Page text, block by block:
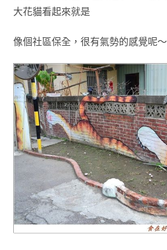
大花貓看起來就是
像個社區保全 ，很有氣勢的感覺呢～